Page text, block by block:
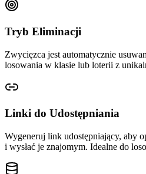
Tryb Eliminacji
Zwycięzca jest automatycznie
losowania w klasie lub loterii z
Linki do Udostępniania
Wygeneruj link udostępniający, aby
i wysłać je znajomym. Idealne do